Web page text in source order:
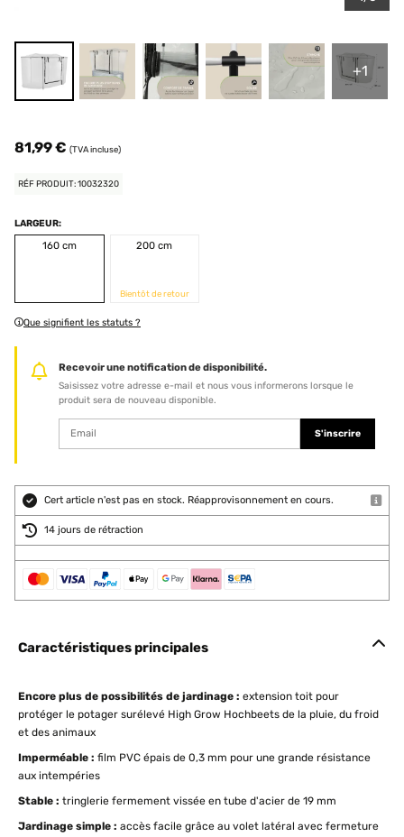
+1
81,99 € (TVA incluse)
RÉF PRODUIT: 10032320
LARGEUR:
160 cm
200 cm
Bientôt de retour
Que signifient les statuts ?
Recevoir une notification de disponibilité.
Saisissez votre adresse e-mail et nous vous informerons lorsque le
produit sera de nouveau disponible.
S'inscrire
Cert article n'est pas en stock. Réapprovisonnement en cours.
14 jours de rétraction
Caractéristiques principales
Encore plus de possibilités de jardinage : extension toit pour
protéger le potager surélevé High Grow Hochbeets de la pluie, du froid
et des animaux
Imperméable : film PVC épais de 0,3 mm pour une grande résistance
aux intempéries
Stable : tringlerie fermement vissée en tube d'acier de 19 mm
Jardinage simple : accès facile grâce au volet latéral avec fermeture